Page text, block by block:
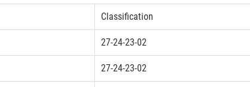
Classification
27-24-23-02
27-24-23-02